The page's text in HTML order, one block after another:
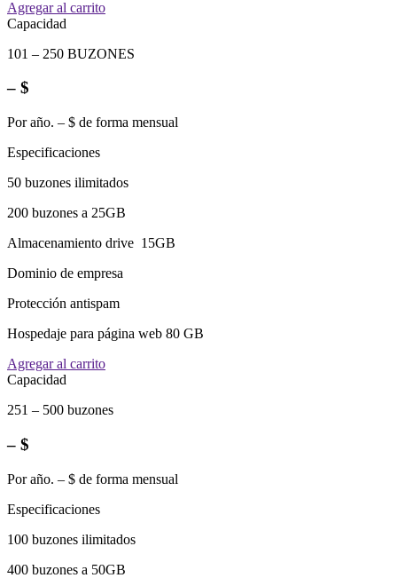
Agregar al carrito
Capacidad
101 – 250 BUZONES
– $
Por año. – $ de forma mensual
Especificaciones
50 buzones ilimitados
200 buzones a 25GB
Almacenamiento drive 15GB
Dominio de empresa
Protección antispam
Hospedaje para página web 80 GB
Agregar al carrito
Capacidad
251 – 500 buzones
– $
Por año. – $ de forma mensual
Especificaciones
100 buzones ilimitados
400 buzones a 50GB